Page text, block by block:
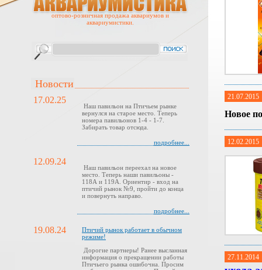
21.07.2015
Новое
12.02.2015
27.11.2014
оптово-розничная продажа аквариумов и
аквариумистики.
Новости
17.02.25
Наш павильон на Птичьем рынке
вернулся на старое место. Теперь
номера павильонов 1-4 - 1-7.
Забирать товар отсюда.
подробнее...
12.09.24
Наш павильон переехал на новое
место. Теперь наши павильоны -
118А и 119А. Ориентир - вход на
птичий рынок №9, пройти до конца
и повернуть направо.
подробнее...
19.08.24
Птичий рынок работает в обычном
режиме!
Дорогие партнеры! Ранее высланная
информация о прекращении работы
Птичьего рынка ошибочна. Просим